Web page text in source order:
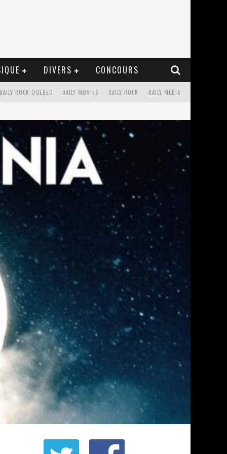
DIVERS CONCOURS
DAILY MEDIA
DAILY ROCK
DAILY MOVIES
DAILY ROCK QUEBEC